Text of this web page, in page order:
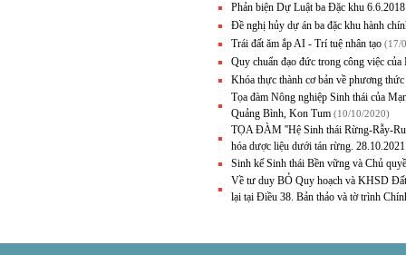
Phản biện Dự Luật ba Đặc khu
Đề nghị hủy dự án ba đặc khu hành
Trái đất ăm ắp AI - Trí tuệ nhân tạo (17/
Quy chuẩn đạo đức trong công việc
Khóa thực thành cơ bản về phương
Tọa đàm Nông nghiệp Sinh thái của
Quảng Bình, Kon Tum (10/10/2020)
TỌA ĐÀM ''Hệ Sinh thái Rừng-Rẫy-
hóa dược liệu dưới tán rừng.
Sinh kế Sinh thái Bền vững và Chủ
Về tư duy BỎ Quy hoạch và KHSD
lại tại Điều 38. Bản thảo và tờ trình